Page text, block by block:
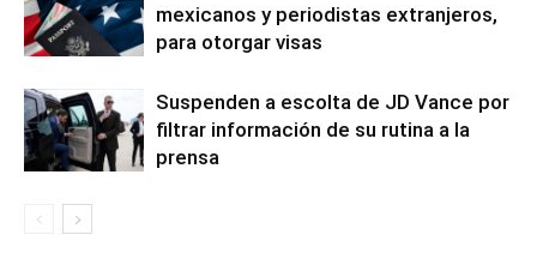
mexicanos y periodistas extranjeros,
para otorgar visas
Suspenden a escolta de JD Vance por
filtrar información de su rutina a la
prensa